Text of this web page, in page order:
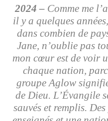
2024 – Comme me
il y a quelques
dans combien de
Jane, n’oublie pas
mon cœur est de voir
chaque nation,
groupe Aglow
de Dieu. L’Évangile
sauvés et remplis.